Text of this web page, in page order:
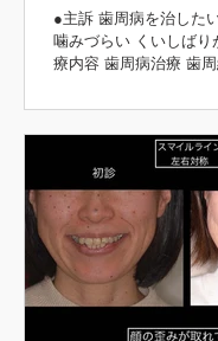
●主訴 歯周病を治した
噛みづらい くいしばり
療内容 歯周病治療 歯
合治療 審美治療 ●患者
治療をしてほしい 矯正